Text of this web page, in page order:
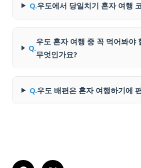
Q.우도에서 당일치기 혼자 여행
Q.
우도 혼자 여행 중 꼭 먹어봐야
무엇인가요?
Q.우도 배편은 혼자 여행하기에